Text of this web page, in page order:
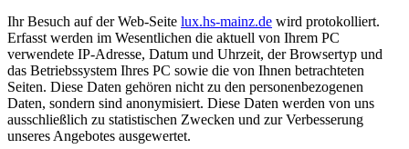
Ihr Besuch auf der Web-Seite lux.hs-mainz.de wird protokolliert.
Erfasst werden im Wesentlichen die aktuell von Ihrem PC
verwendete IP-Adresse, Datum und Uhrzeit, der Browsertyp und
das Betriebssystem Ihres PC sowie die von Ihnen betrachteten
Seiten. Diese Daten gehören nicht zu den personenbezogenen
Daten, sondern sind anonymisiert. Diese Daten werden von uns
ausschließlich zu statistischen Zwecken und zur Verbesserung
unseres Angebotes ausgewertet.